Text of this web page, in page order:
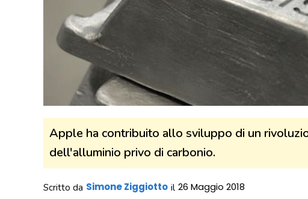
Apple ha contribuito allo sviluppo di un
dell'alluminio privo di carbonio.
Scritto da Simone Ziggiotto il 26 Maggio 2018